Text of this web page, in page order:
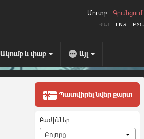
ՀԱՅ ENG РУС
Մուտք Գրանցում
Ակումբ և փաբ Այլ
Պատվիրել նվեր քարտ
Բաժիններ
Բոլորը